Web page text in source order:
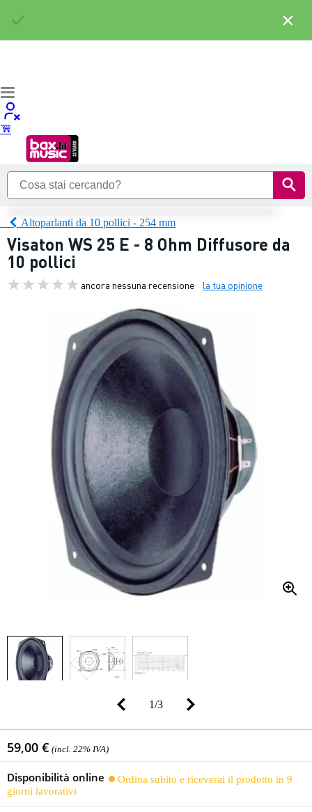
Altoparlanti da 10 pollici - 254 mm
Visaton WS 25 E - 8 Ohm Diffusore da
10 pollici
ancora nessuna recensione la tua opinione
1/3
59,00 € (incl. 22% IVA)
Disponibilità online
Ordina subito e riceverai il prodotto in 9
giorni lavorativi
×